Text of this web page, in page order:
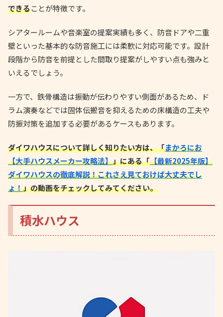
できることが特徴です。
シアタールームや音楽室の提案実績も多く、防音ドアや二重
壁といった基本的な防音施工には柔軟に対応可能です。設計
段階から防音を前提とした間取り提案がしやすい点も強みと
いえるでしょう。
一方で、鉄骨構造は振動が伝わりやすい側面があるため、ド
ラム演奏などでは固体伝搬音を抑えるための床構造の工夫や
防振対策を追加する必要があるケースもあります。
ダイワハウスについて詳しく知りたい方は、「まかろにお
【大手ハウスメーカー攻略法】」にある「【最新2025年版】
ダイワハウスの徹底解説！これさえ見ておけば大丈夫でし
ょ！」の動画をチェックしてみてください。
積水ハウス